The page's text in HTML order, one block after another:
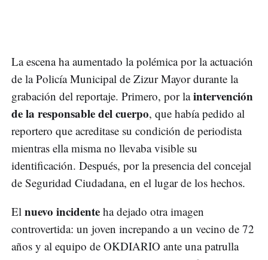
La escena ha aumentado la polémica por la actuación
de la Policía Municipal de Zizur Mayor durante la
grabación del reportaje. Primero, por laintervención
de la responsable del cuerpo, que había pedido al
reportero que acreditase su condición de periodista
mientras ella misma no llevaba visible su
identificación. Después, por la presencia del concejal
de Seguridad Ciudadana, en el lugar de los hechos.
El nuevo incidente ha dejado otra imagen
controvertida: un joven increpando a un vecino de 72
años y al equipo de OKDIARIO ante una patrulla